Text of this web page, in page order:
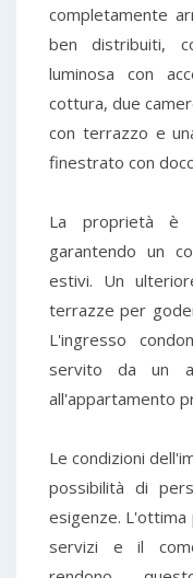
completamente
ben distribuiti,
luminosa con
cottura, due
con terrazzo e
finestrato con
La proprietà è
garantendo un
estivi. Un
terrazze per
L'ingresso
servito da un
all'appartamento
Le condizioni
possibilità di
esigenze. L'ottima
servizi e il